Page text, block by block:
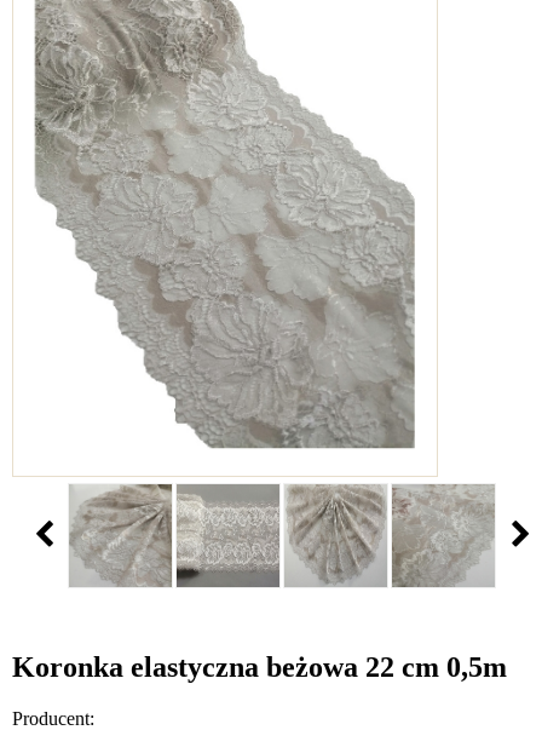
Koronka elastyczna beżowa 22 cm 0,5m
Producent: